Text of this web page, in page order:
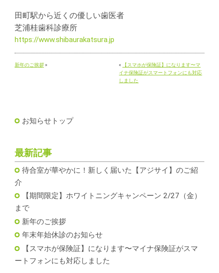
田町駅から近くの優しい歯医者
芝浦桂歯科診療所
https://www.shibaurakatsura.jp
«
【スマホが保険証】になります〜マ
イナ保険証がスマートフォンにも対応
しました
新年のご挨拶»
お知らせトップ
最新記事
待合室が華やかに！新しく届いた【アジサイ】のご紹
介
【期間限定】ホワイトニングキャンペーン 2/27（金）
まで
新年のご挨拶
年末年始休診のお知らせ
【スマホが保険証】になります〜マイナ保険証がスマ
ートフォンにも対応しました